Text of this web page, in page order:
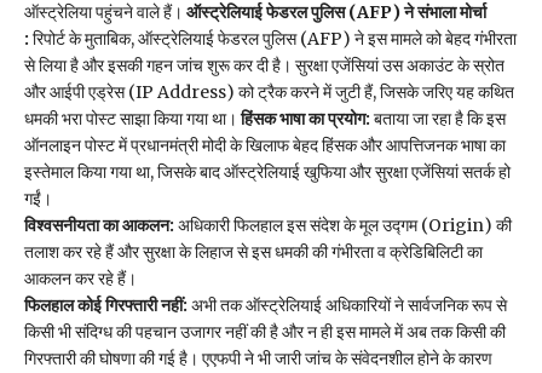
ऑस्ट्रेलिया पहुंचने वाले हैं। ऑस्ट्रेलियाई फेडरल पुलिस (AFP) ने संभाला मोर्चा
: रिपोर्ट के मुताबिक, ऑस्ट्रेलियाई फेडरल पुलिस (AFP) ने इस मामले को बेहद गंभीरता
से लिया है और इसकी गहन जांच शुरू कर दी है। सुरक्षा एजेंसियां उस अकाउंट के स्रोत
और आईपी एड्रेस (IP Address) को ट्रैक करने में जुटी हैं, जिसके जरिए यह कथित
धमकी भरा पोस्ट साझा किया गया था। हिंसक भाषा का प्रयोग: बताया जा रहा है कि इस
ऑनलाइन पोस्ट में प्रधानमंत्री मोदी के खिलाफ बेहद हिंसक और आपत्तिजनक भाषा का
इस्तेमाल किया गया था, जिसके बाद ऑस्ट्रेलियाई खुफिया और सुरक्षा एजेंसियां सतर्क हो
गईं।
विश्वसनीयता का आकलन: अधिकारी फिलहाल इस संदेश के मूल उद्गम (Origin) की
तलाश कर रहे हैं और सुरक्षा के लिहाज से इस धमकी की गंभीरता व क्रेडिबिलिटी का
आकलन कर रहे हैं।
फिलहाल कोई गिरफ्तारी नहीं: अभी तक ऑस्ट्रेलियाई अधिकारियों ने सार्वजनिक रूप से
किसी भी संदिग्ध की पहचान उजागर नहीं की है और न ही इस मामले में अब तक किसी की
गिरफ्तारी की घोषणा की गई है। एएफपी ने भी जारी जांच के संवेदनशील होने के कारण